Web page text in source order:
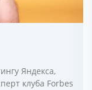
Яндекса,
клуба Forbes